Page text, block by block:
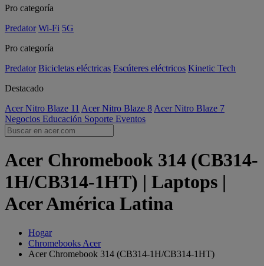
Pro categoría
Predator Wi-Fi 5G
Pro categoría
Predator Bicicletas eléctricas Escúteres eléctricos Kinetic Tech
Destacado
Acer Nitro Blaze 11 Acer Nitro Blaze 8 Acer Nitro Blaze 7
Negocios Educación Soporte Eventos
Acer Chromebook 314 (CB314-
1H/CB314-1HT) | Laptops |
Acer América Latina
Hogar
Chromebooks Acer
Acer Chromebook 314 (CB314-1H/CB314-1HT)